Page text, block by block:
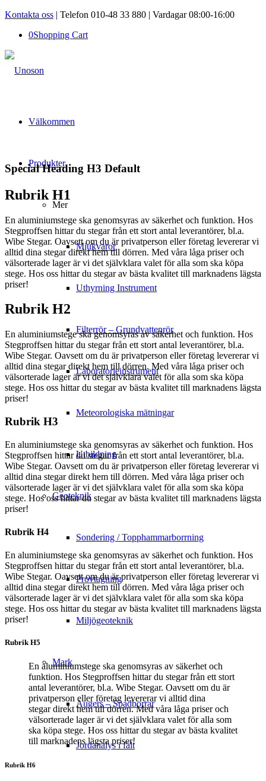
Kontakta oss | Telefon 010-48 33 880 | Vardagar 08:00-16:00
0Shopping Cart
Välkommen
Produkter
Mer
Mjukvaror
Uthyrning Instrument
Filterrör – Grundvattenrör
Laboratorieinstrument
Meteorologiska mätningar
Utbildning
Geoteknik
Sondering / Topphammarborrning
Provtagning
Miljögeoteknik
Mark
Augers – Spadborrar
Jordanalys i fält
Special Heading H3 Default
Rubrik H1
En aluminiumstege ska genomsyras av säkerhet och funktion. Hos
Stegproffsen hittar du stegar från ett stort antal leverantörer, bl.a.
Wibe Stegar. Oavsett om du är privatperson eller företag levererar vi
alltid dina stegar direkt hem till dörren. Med våra låga priser och
välsorterade lager är vi det självklara valet för alla som ska köpa
stege. Hos oss hittar du stegar av bästa kvalitet till marknadens lägsta
priser!
Rubrik H2
En aluminiumstege ska genomsyras av säkerhet och funktion. Hos
Stegproffsen hittar du stegar från ett stort antal leverantörer, bl.a.
Wibe Stegar. Oavsett om du är privatperson eller företag levererar vi
alltid dina stegar direkt hem till dörren. Med våra låga priser och
välsorterade lager är vi det självklara valet för alla som ska köpa
stege. Hos oss hittar du stegar av bästa kvalitet till marknadens lägsta
priser!
Rubrik H3
En aluminiumstege ska genomsyras av säkerhet och funktion. Hos
Stegproffsen hittar du stegar från ett stort antal leverantörer, bl.a.
Wibe Stegar. Oavsett om du är privatperson eller företag levererar vi
alltid dina stegar direkt hem till dörren. Med våra låga priser och
välsorterade lager är vi det självklara valet för alla som ska köpa
stege. Hos oss hittar du stegar av bästa kvalitet till marknadens lägsta
priser!
Rubrik H4
En aluminiumstege ska genomsyras av säkerhet och funktion. Hos
Stegproffsen hittar du stegar från ett stort antal leverantörer, bl.a.
Wibe Stegar. Oavsett om du är privatperson eller företag levererar vi
alltid dina stegar direkt hem till dörren. Med våra låga priser och
välsorterade lager är vi det självklara valet för alla som ska köpa
stege. Hos oss hittar du stegar av bästa kvalitet till marknadens lägsta
priser!
Rubrik H5
En aluminiumstege ska genomsyras av säkerhet och
funktion. Hos Stegproffsen hittar du stegar från ett stort
antal leverantörer, bl.a. Wibe Stegar. Oavsett om du är
privatperson eller företag levererar vi alltid dina
stegar direkt hem till dörren. Med våra låga priser och
välsorterade lager är vi det självklara valet för alla som
ska köpa stege. Hos oss hittar du stegar av bästa kvalitet
till marknadens lägsta priser!
Rubrik H6